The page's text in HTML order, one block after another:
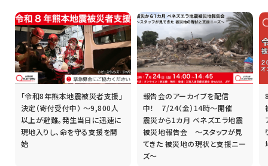
「令和8年熊本地震被災者支援」
決定（寄付受付中） ～9,800人
以上が避難。発生当日に迅速に
現地入りし、命を守る支援を開
始
報告会のアーカイブを配信
中！ 7/24（金）14時～開催
震災から1カ月 ベネズエラ地震
被災地報告会 ～スタッフが見
てきた 被災地の現状と支援ニー
ズ～